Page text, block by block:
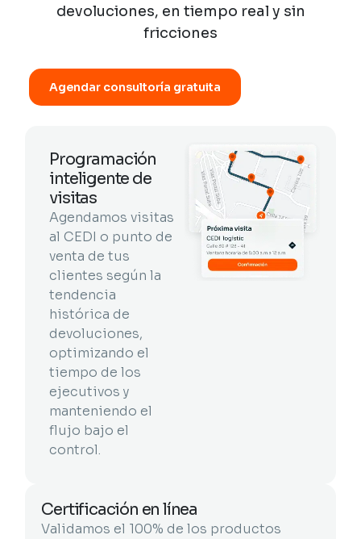
devoluciones, en tiempo real y sin
fricciones
Agendar consultoría gratuita
Programación
inteligente de
visitas
Agendamos visitas
al CEDI o punto de
venta de tus
clientes según la
tendencia
histórica de
devoluciones,
optimizando el
tiempo de los
ejecutivos y
manteniendo el
flujo bajo el
control.
Certificación en línea
Validamos el 100% de los productos